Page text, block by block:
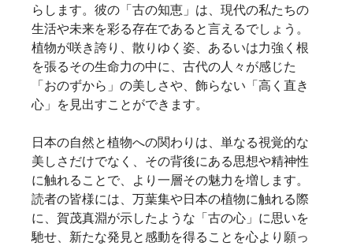
らします。彼の「古の知恵」は、現代の私たちの
生活や未来を彩る存在であると言えるでしょう。
植物が咲き誇り、散りゆく姿、あるいは力強く根
を張るその生命力の中に、古代の人々が感じた
「おのずから」の美しさや、飾らない「高く直き
心」を見出すことができます。
日本の自然と植物への関わりは、単なる視覚的な
美しさだけでなく、その背後にある思想や精神性
に触れることで、より一層その魅力を増します。
読者の皆様には、万葉集や日本の植物に触れる際
に、賀茂真淵が示したような「古の心」に思いを
馳せ、新たな発見と感動を得ることを心より願っ